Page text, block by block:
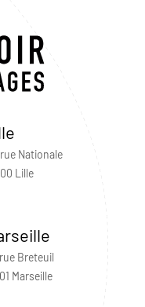
Nationale
Lille
Breteuil
Marseille